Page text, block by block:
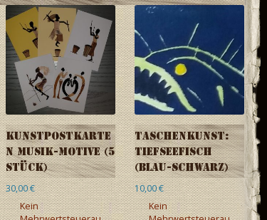
Kunstpostkarte
n Musik-Motive (5
Stück)
30,00€
Kein
Taschenkunst:
Tiefseefisch
(blau-schwarz)
10,00€
Kein